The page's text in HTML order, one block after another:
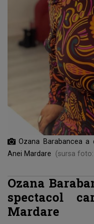
Ozana Barabancea
Anei Mardare
(sursa
Ozana
spectacol
Mardare